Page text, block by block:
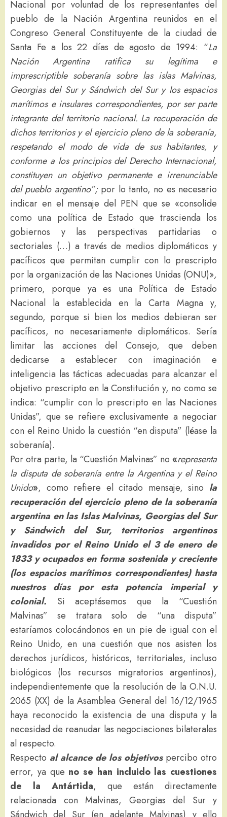
Nacional por voluntad de los representantes del
pueblo de la Nación Argentina reunidos en el
Congreso General Constituyente de la ciudad de
Santa Fe a los 22 días de agosto de 1994: “La
Nación Argentina ratifica su legítima e
imprescriptible soberanía sobre las islas Malvinas,
Georgias del Sur y Sándwich del Sur y los espacios
marítimos e insulares correspondientes, por ser parte
integrante del territorio nacional. La recuperación de
dichos territorios y el ejercicio pleno de la soberanía,
respetando el modo de vida de sus habitantes, y
conforme a los principios del Derecho Internacional,
constituyen un objetivo permanente e irrenunciable
del pueblo argentino”;por lo tanto, no es necesario
indicar en el mensaje del PEN que se «consolide
como una política de Estado que trascienda los
gobiernos y las perspectivas partidarias o
sectoriales (…) a través de medios diplomáticos y
pacíficos que permitan cumplir con lo prescripto
por la organización de las Naciones Unidas (ONU)»,
primero, porque ya es una Política de Estado
Nacional la establecida en la Carta Magna y,
segundo, porque si bien los medios debieran ser
pacíficos, no necesariamente diplomáticos. Sería
limitar las acciones del Consejo, que deben
dedicarse a establecer con imaginación e
inteligencia las tácticas adecuadas para alcanzar el
objetivo prescripto en la Constitución y, no como se
indica: “cumplir con lo prescripto en las Naciones
Unidas”, que se refiere exclusivamente a negociar
con el Reino Unido la cuestión “en disputa” (léase la
soberanía).
Por otra parte, la “Cuestión Malvinas” no «representa
la disputa de soberanía entre la Argentina y el Reino
Unido», como refiere el citado mensaje, sino la
recuperación del ejercicio pleno de la soberanía
argentina en las Islas Malvinas, Georgias del Sur
y Sándwich del Sur, territorios argentinos
invadidos por el Reino Unido el 3 de enero de
1833 y ocupados en forma sostenida y creciente
(los espacios marítimos correspondientes) hasta
nuestros días por esta potencia imperial y
colonial. Si aceptásemos que la “Cuestión
Malvinas” se tratara solo de “una disputa”
estaríamos colocándonos en un pie de igual con el
Reino Unido, en una cuestión que nos asisten los
derechos jurídicos, históricos, territoriales, incluso
biológicos (los recursos migratorios argentinos),
independientemente que la resolución de la O.N.U.
2065 (XX) de la Asamblea General del 16/12/1965
haya reconocido la existencia de una disputa y la
necesidad de reanudar las negociaciones bilaterales
al respecto.
Respecto al alcance de los objetivospercibo otro
error, ya que no se han incluido las cuestiones
de la Antártida, que están directamente
relacionada con Malvinas, Georgias del Sur y